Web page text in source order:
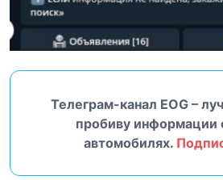
Телеграм-канал EOG –
пробиву информации
автомобилях.